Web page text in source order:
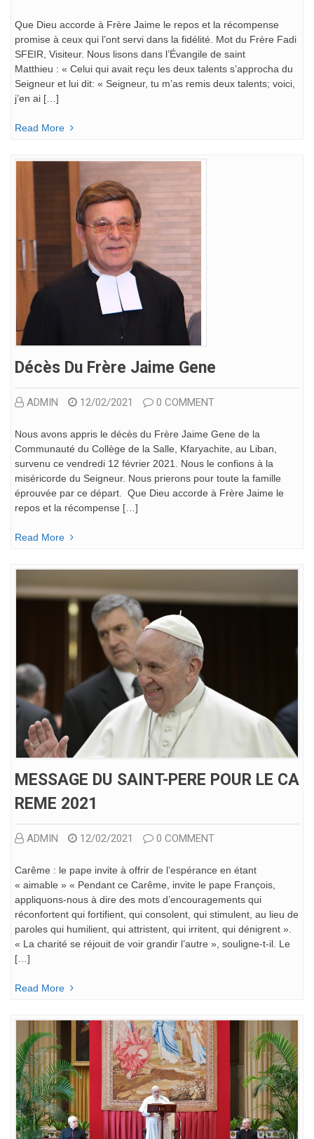
Que Dieu accorde à Frère Jaime le repos et la récompense
promise à ceux qui l’ont servi dans la fidélité. Mot du Frère Fadi
SFEIR, Visiteur. Nous lisons dans l’Évangile de saint
Matthieu : « Celui qui avait reçu les deux talents s’approcha du
Seigneur et lui dit: « Seigneur, tu m’as remis deux talents; voici,
j’en ai […]
Read More
Décès Du Frère Jaime Gene
ADMIN 12/02/2021 0 COMMENT
Nous avons appris le décès du Frère Jaime Gene de la
Communauté du Collège de la Salle, Kfaryachite, au Liban,
survenu ce vendredi 12 février 2021. Nous le confions à la
miséricorde du Seigneur. Nous prierons pour toute la famille
éprouvée par ce départ. Que Dieu accorde à Frère Jaime le
repos et la récompense […]
Read More
MESSAGE DU SAINT-PERE POUR LE CA
REME 2021
ADMIN 12/02/2021 0 COMMENT
Carême : le pape invite à offrir de l’espérance en étant
« aimable » « Pendant ce Carême, invite le pape François,
appliquons-nous à dire des mots d’encouragements qui
réconfortent qui fortifient, qui consolent, qui stimulent, au lieu de
paroles qui humilient, qui attristent, qui irritent, qui dénigrent ».
« La charité se réjouit de voir grandir l’autre », souligne-t-il. Le
[…]
Read More